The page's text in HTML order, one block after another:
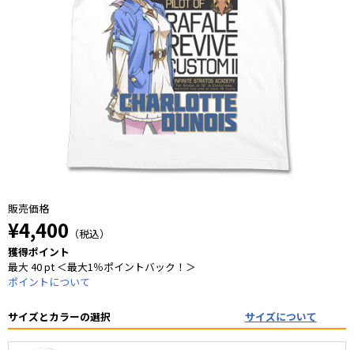
販売価格
¥4,400 （税込）
獲得ポイント
最大 40 pt ＜最大1％ポイントバック！＞
ポイントについて
サイズとカラーの選択 サイズについて